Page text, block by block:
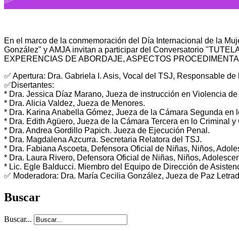
En el marco de la conmemoración del Día Internacional de la
González" y AMJA invitan a participar del Conversatorio
EXPERENCIAS DE ABORDAJE, ASPECTOS
✅ Apertura: Dra. Gabriela I. Asis, Vocal del TSJ, Responsable
✅Disertantes:
* Dra. Jessica Díaz Marano, Jueza de instrucción en Violencia
* Dra. Alicia Valdez, Jueza de Menores.
* ⁠Dra. Karina Anabella Gómez, Jueza de la Cámara Segunda
* Dra. Edith Agüero, Jueza de la Cámara Tercera en lo Criminal
* Dra. Andrea Gordillo Papich. Jueza de Ejecución Penal.
* Dra. Magdalena Azcurra. Secretaria Relatora del TSJ.
* Dra. Fabiana Ascoeta, Defensora Oficial de Niñas, Niños,
* Dra. Laura Rivero, Defensora Oficial de Niñas, Niños,
* Lic. Egle Balducci. Miembro del Equipo de Dirección de
✅ Moderadora: Dra. María Cecilia González, Jueza de Paz
Buscar
Buscar...